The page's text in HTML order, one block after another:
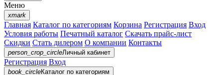
Меню
xmark
Главная Каталог по категориям Корзина Регистрация Вход
Условия работы Печатный каталог Скачать прайс-лист
Скидки Стать дилером О компании Контакты
person_crop_circleЛичный кабинет
Регистрация Вход
book_circleКаталог по категориям